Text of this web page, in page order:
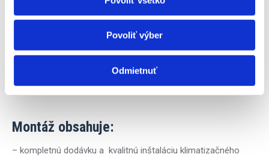
Povoliť výber
Odmietnuť
Dverový ON/OFF kontakt
Odvod kondenzátu na obidve strany
Časovač, autoreštart a autodiagnostika
WiFi modul
Dálkový ovladač YAA1FB18 (WiFi)
Chladivo R32 – ekologické chladivo
Montáž obsahuje:
– kompletnú dodávku a kvalitnú inštaláciu klimatizačného